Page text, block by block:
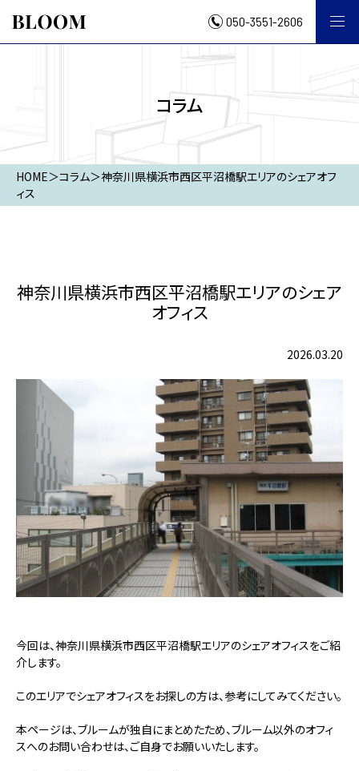
050-3551-2606
コラム
HOME＞コラム＞神奈川県横浜市西区平沼橋駅エリアのシェアオフ
ィス
神奈川県横浜市西区平沼橋駅エリアのシェア
オフィス
2026.03.20
今回は、神奈川県横浜市西区平沼橋駅エリアのシェアオフィスをご紹
介します。
このエリアでシェアオフィスをお探しの方は、参考にしてみてください。
本ページは、ブルームが独自にまとめたため、ブルーム以外のオフィ
スへのお問い合わせは、ご自身でお願いいたします。